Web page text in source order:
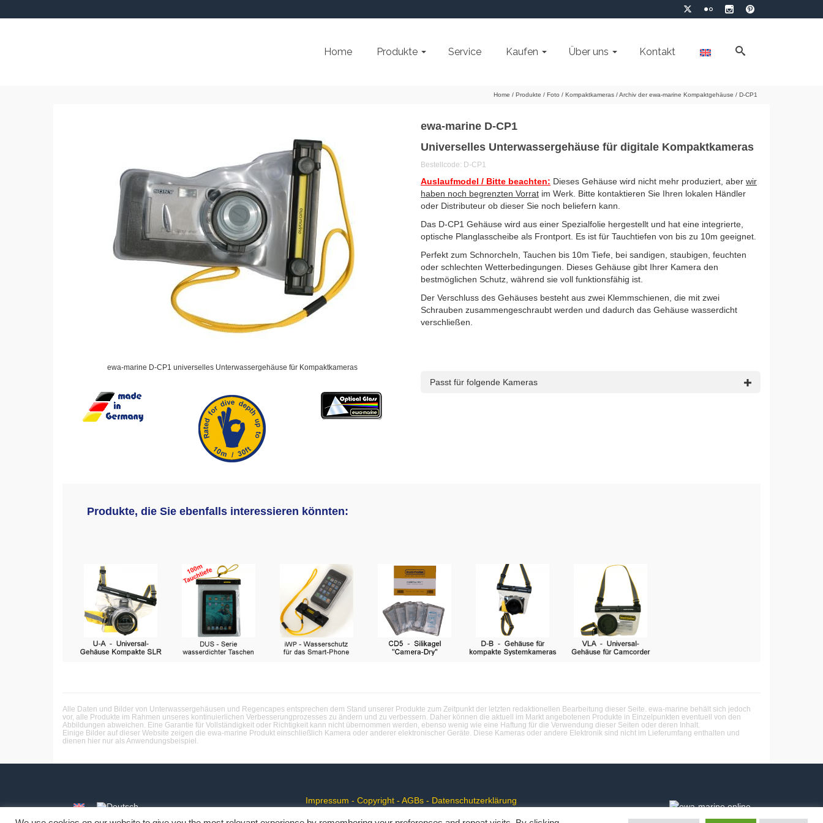
Home Produkte Service Kaufen Über uns Kontakt
Home / Produkte / Foto / Kompaktkameras /Archiv der ewa-marine Kompaktgehäuse / D-CP1
ewa-marine D-CP1 universelles Unterwassergehäuse für Kompaktkameras
ewa-marine D-CP1
Universelles Unterwassergehäuse für digitale Kompaktkameras
Bestellcode: D-CP1
Auslaufmodel / Bitte beachten: Dieses Gehäuse wird nicht mehr produziert, aber wir
haben noch begrenzten Vorrat im Werk. Bitte kontaktieren Sie Ihren lokalen Händler
oder Distributeur ob dieser Sie noch beliefern kann.
Das D-CP1 Gehäuse wird aus einer Spezialfolie hergestellt und hat eine integrierte,
optische Planglasscheibe als Frontport. Es ist für Tauchtiefen von bis zu 10m geeignet.
Perfekt zum Schnorcheln, Tauchen bis 10m Tiefe, bei sandigen, staubigen, feuchten
oder schlechten Wetterbedingungen. Dieses Gehäuse gibt Ihrer Kamera den
bestmöglichen Schutz, während sie voll funktionsfähig ist.
Der Verschluss des Gehäuses besteht aus zwei Klemmschienen, die mit zwei
Schrauben zusammengeschraubt werden und dadurch das Gehäuse wasserdicht
verschließen.
Passt für folgende Kameras
Produkte, die Sie ebenfalls interessieren könnten:
Alle Daten und Bilder von Unterwassergehäusen und Regencapes entsprechen dem Stand unserer Produkte zum Zeitpunkt der letzten redaktionellen Bearbeitung dieser Seite. ewa-marine behält sich jedoch
vor, alle Produkte im Rahmen unseres kontinuierlichen Verbesserungprozesses zu ändern und zu verbessern. Daher können die aktuell im Markt angebotenen Produkte in Einzelpunkten eventuell von den
Abbildungen abweichen. Eine Garantie für Vollständigkeit oder Richtigkeit kann nicht übernommen werden, ebenso wenig wie eine Haftung für die Verwendung dieser Seiten oder deren Inhalt.
Einige Bilder auf dieser Website zeigen die ewa-marine Produkt einschließlich Kamera oder anderer elektronischer Geräte. Diese Kameras oder andere Elektronik sind nicht im Lieferumfang enthalten und
dienen hier nur als Anwendungsbeispiel.
Impressum -Copyright -AGBs - Datenschutzerklärung